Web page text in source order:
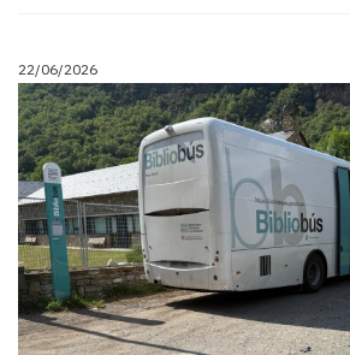
newsletter
del
Pallars
Contingut
patrocinat
Lo
més
llegit...
Editorial
22/06/2026